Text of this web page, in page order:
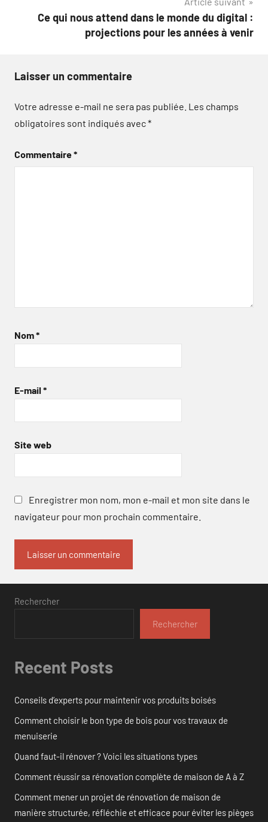
Ce qui nous attend dans le monde du digital :
projections pour les années à venir
Laisser un commentaire
Votre adresse e-mail ne sera pas publiée. Les champs
obligatoires sont indiqués avec*
Commentaire*
Nom*
E-mail *
Site web
Enregistrer mon nom, mon e-mail et mon site dans le
navigateur pour mon prochain commentaire.
Rechercher
Rechercher
Recent Posts
Conseils d’experts pour maintenir vos produits boisés
Comment choisir le bon type de bois pour vos travaux de
menuiserie
Quand faut-il rénover ? Voici les situations types
Comment réussir sa rénovation complète de maison de A à Z
Comment mener un projet de rénovation de maison de
manière structurée, réfléchie et efficace pour éviter les pièges